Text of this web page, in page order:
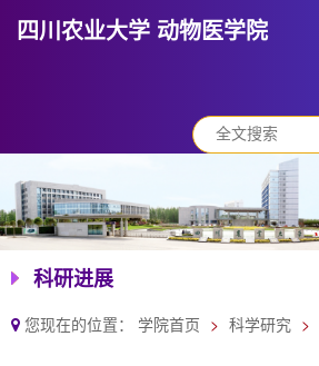
四川农业大学 动物医学院
科研进展
您现在的位置： 学院首页 科学研究